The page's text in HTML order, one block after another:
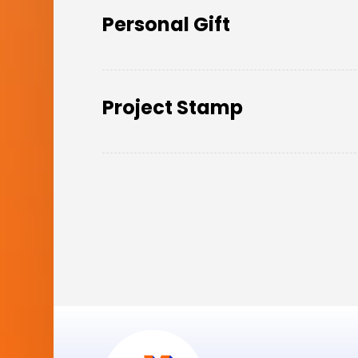
Personal Gift
Project Stamp